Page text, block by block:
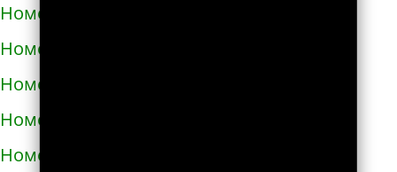
Номера телефонов такси в Тульчине
Номера телефонов такси в Ужгороде
Номера телефонов такси в Узине
Номера телефонов такси в Украинке
Номера телефонов такси в Умани